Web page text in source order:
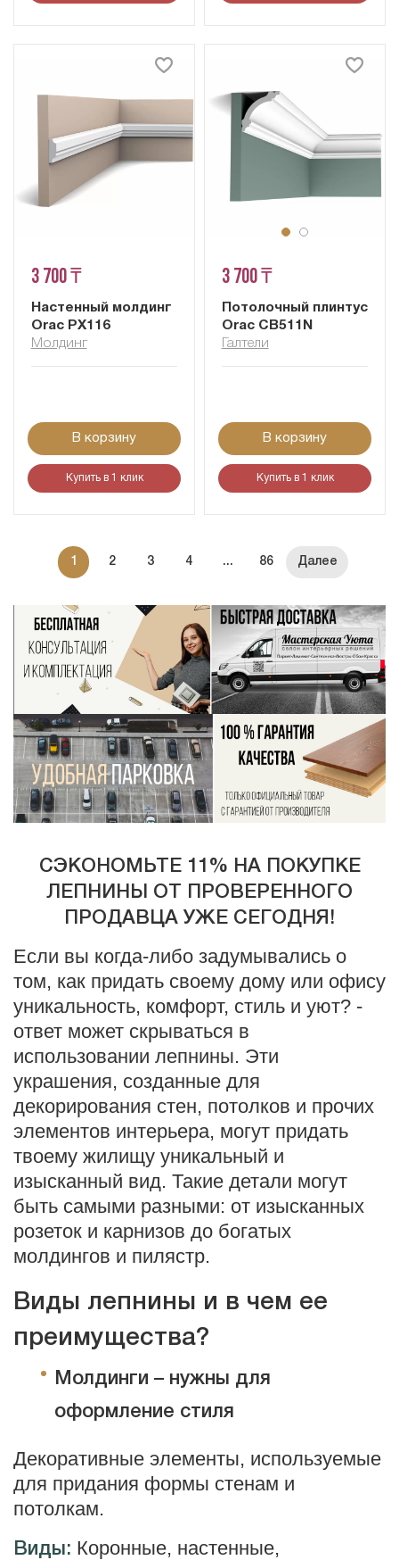
3 700 ₸
Настенный молдинг
Orac PX116
Молдинг
В корзину
Купить в 1 клик
3 700 ₸
Потолочный плинтус
Orac CB511N
Галтели
В корзину
Купить в 1 клик
1 2 3 4 ... 86
СЭКОНОМЬТЕ 11% НА ПОКУПКЕ
ЛЕПНИНЫ ОТ ПРОВЕРЕННОГО
ПРОДАВЦА УЖЕ СЕГОДНЯ!
Если вы когда-либо задумывались о
том, как придать своему дому или офису
уникальность, комфорт, стиль и уют? -
ответ может скрываться в
использовании лепнины. Эти
украшения, созданные для
декорирования стен, потолков и прочих
элементов интерьера, могут придать
твоему жилищу уникальный и
изысканный вид. Такие детали могут
быть самыми разными: от изысканных
розеток и карнизов до богатых
молдингов и пилястр.
Виды лепнины и в чем ее
преимущества?
Молдинги – нужны для
оформление стиля
Декоративные элементы, используемые
для придания формы стенам и
потолкам.
Виды: Коронные, настенные,